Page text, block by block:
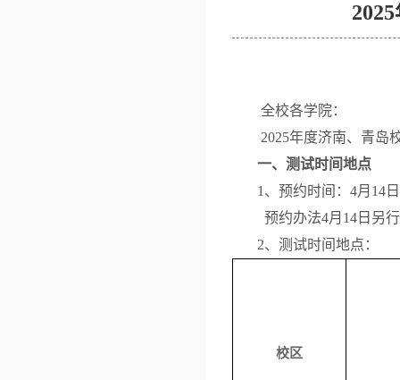
全校各学院：
2025年度济南、青岛
一、 测试时间地点
1、预约时间： 4月 14 日
预约办法4月14日另
2、测试时间地点：
校区